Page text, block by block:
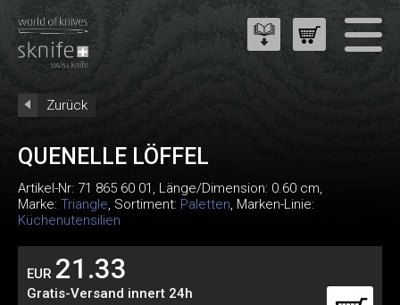
Zurück
QUENELLE LÖFFEL
Artikel-Nr: 71 865 60 01 , Länge/Dimension: 0.60 cm,
Marke: Triangle, Sortiment: Paletten, Marken-Linie:
Küchenutensilien
EUR 21.33
Gratis-Versand innert 24h